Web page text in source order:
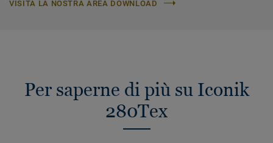
VISITA LA NOSTRA AREA DOWNLOAD
Per saperne di più su Iconik
280Tex